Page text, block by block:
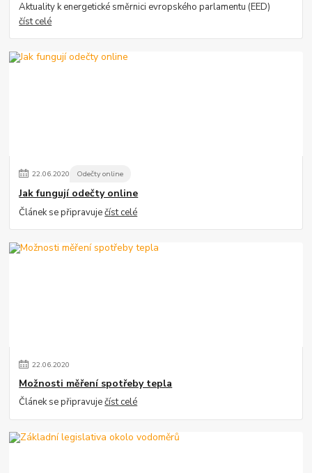
Aktuality k energetické směrnici evropského parlamentu (EED)
číst celé
22.06.2020 Odečty online
Jak fungují odečty online
Článek se připravuječíst celé
22.06.2020
Možnosti měření spotřeby tepla
Článek se připravuječíst celé